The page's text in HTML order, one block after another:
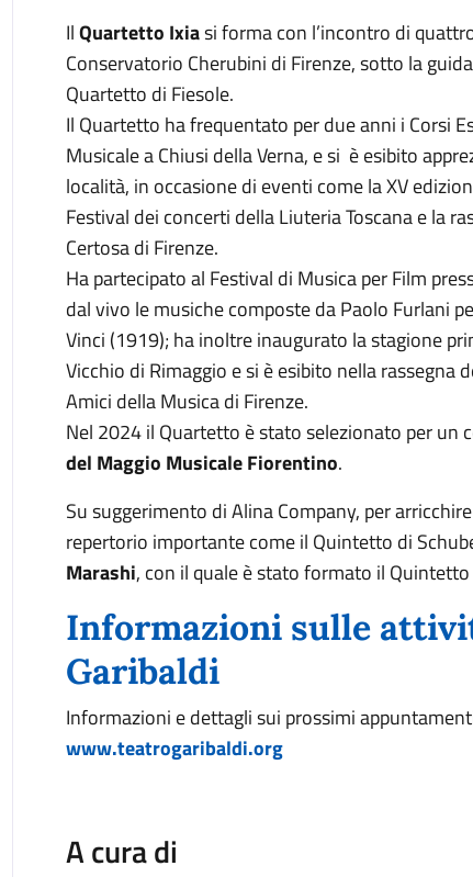
IlQuartetto Ixiasi forma con l’incontro di
Conservatorio Cherubini di Firenze, sotto la
Quartetto di Fiesole.
Il Quartetto ha frequentato per due anni i Corsi
Musicale a Chiusi della Verna, e si è esibito
località, in occasione di eventi come la XV
Festival dei concerti della Liuteria Toscana e la
Certosa di Firenze.
Ha partecipato al Festival di Musica per Film
dal vivo le musiche composte da Paolo Furlani
Vinci (1919); ha inoltre inaugurato la stagione
Vicchio di Rimaggio e si è esibito nella rassegna
Amici della Musica di Firenze.
Nel 2024 il Quartetto è stato selezionato per un
del Maggio Musicale Fiorentino.
Su suggerimento di Alina Company, per
repertorio importante come il Quintetto di
Marashi, con il quale è stato formato il
Informazioni sulle
Garibaldi
Informazioni e dettagli sui prossimi
www.teatrogaribaldi.org
A cura di